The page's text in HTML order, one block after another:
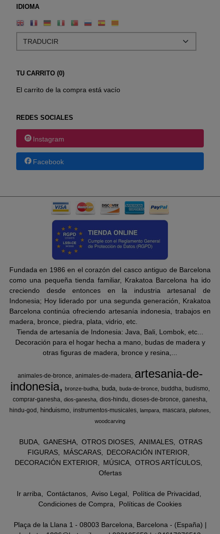
IDIOMA
TU CARRITO (0)
El carrito de la compra está vacío
REDES SOCIALES
Instagram
Facebook
Fundada en 1986 en el corazón del casco antiguo de Barcelona
como una pequeña tienda familiar, Krakatoa Barcelona ha ido
creciendo desde entonces en la industria artesanal de
Indonesia; Hoy liderado por una segunda generación, Krakatoa
Barcelona continúa ofreciendo artesanía indonesia, trabajos en
madera, bronce, piedra, plata, vidrio, etc.
Tienda de artesanía de Indonesia: Java, Bali, Lombok, etc...
Decoración para el hogar hecha a mano, budas de madera y
otras figuras de madera, bronce y resina,...
animales-de-bronce animales-de-madera
artesania-de-
indonesia
bronze-budha buda buda-de-bronce buddha budismo
comprar-ganesha dios-ganesha dios-hindu dioses-de-bronce ganesha
hindu-god
hinduismo instrumentos-musicales lampara mascara plafones
woodcarving
BUDA GANESHA OTROS DIOSES ANIMALES
OTRAS
FIGURAS
MÁSCARAS
DECORACIÓN INTERIOR
DECORACIÓN EXTERIOR
MÚSICA
OTROS ARTÍCULOS
Ofertas
Ir arriba Contáctanos Aviso Legal
Política de Privacidad
Condiciones de Compra
Políticas de Cookies
Plaça de la Llana 1 - 08003 Barcelona, Barcelona - (España) |